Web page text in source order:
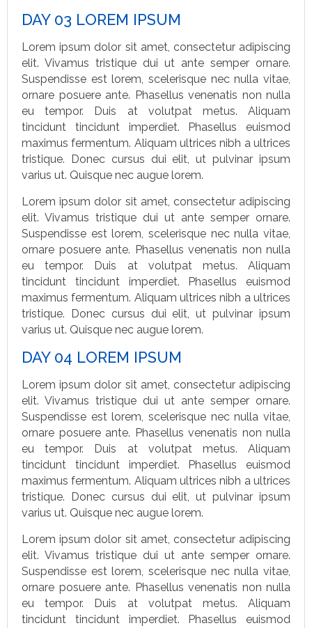
DAY 03 LOREM IPSUM
Lorem ipsum dolor sit amet, consectetur adipiscing
elit. Vivamus tristique dui ut ante semper ornare.
Suspendisse est lorem, scelerisque nec nulla vitae,
ornare posuere ante. Phasellus venenatis non nulla
eu tempor. Duis at volutpat metus. Aliquam
tincidunt tincidunt imperdiet. Phasellus euismod
maximus fermentum. Aliquam ultrices nibh a ultrices
tristique. Donec cursus dui elit, ut pulvinar ipsum
varius ut. Quisque nec augue lorem.
Lorem ipsum dolor sit amet, consectetur adipiscing
elit. Vivamus tristique dui ut ante semper ornare.
Suspendisse est lorem, scelerisque nec nulla vitae,
ornare posuere ante. Phasellus venenatis non nulla
eu tempor. Duis at volutpat metus. Aliquam
tincidunt tincidunt imperdiet. Phasellus euismod
maximus fermentum. Aliquam ultrices nibh a ultrices
tristique. Donec cursus dui elit, ut pulvinar ipsum
varius ut. Quisque nec augue lorem.
DAY 04 LOREM IPSUM
Lorem ipsum dolor sit amet, consectetur adipiscing
elit. Vivamus tristique dui ut ante semper ornare.
Suspendisse est lorem, scelerisque nec nulla vitae,
ornare posuere ante. Phasellus venenatis non nulla
eu tempor. Duis at volutpat metus. Aliquam
tincidunt tincidunt imperdiet. Phasellus euismod
maximus fermentum. Aliquam ultrices nibh a ultrices
tristique. Donec cursus dui elit, ut pulvinar ipsum
varius ut. Quisque nec augue lorem.
Lorem ipsum dolor sit amet, consectetur adipiscing
elit. Vivamus tristique dui ut ante semper ornare.
Suspendisse est lorem, scelerisque nec nulla vitae,
ornare posuere ante. Phasellus venenatis non nulla
eu tempor. Duis at volutpat metus. Aliquam
tincidunt tincidunt imperdiet. Phasellus euismod